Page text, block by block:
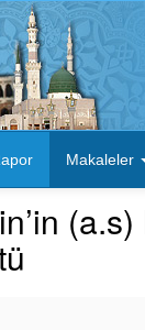
Makaleler